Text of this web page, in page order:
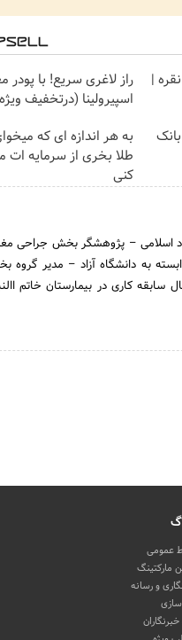
|
راز لاغری سریع! با پودر
اسپیرولینا (درتخفیف
به هر اندازه ای که
طلا بخری از سرمایه
کنی
اسلامی – پژوهشگر بخش جراحی
به دانشگاه آزاد – مدیر
بیمارستان امیرالمومنین (وابسته به دانشگاه آزاد) – 6 سال سابقه کاری در
عمومی
مارکتینگ
و رسانه